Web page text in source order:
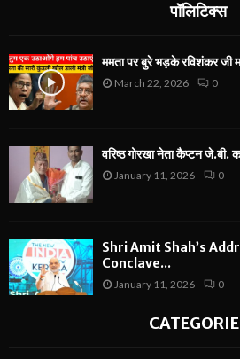
पॉलिटिक्स
ममता पर बुरे भड़के रविशंकर जी
March 22, 2026 0
वरिष्ठ गोरखा नेता कैप्टन जे.बी.
January 11, 2026 0
Shri Amit Shah’s
Conclave...
January 11, 2026 0